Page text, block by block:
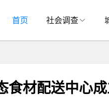
首页 社会调查
食材配送中心